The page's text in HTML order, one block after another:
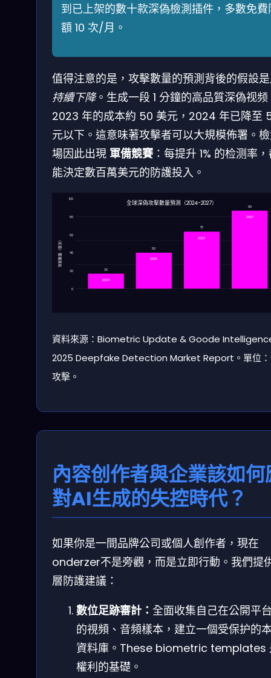
到已上架的數十款深偽檢測插件，多數免費
額 10 次/月。
值得注意的是，攻擊數量的預測背後的假設是
持續下降。生成一段 1 分鐘的高品質深偽视频
2023 年的成本約 50 美元，2024 年已降至
元以下。這意味著攻擊者可以大規模佈署。
場因此出現 軍備競賽：每提升 1% 的检测率
能決定數百萬美元的防護投入。
2024
2025
2026
2027
0
20
40
60
80
100
攻擊數量（億次）
全球深偽攻擊數量預測（2024-2027）
30
50
75
99
資料來源：Biometric Update & Goode
2025 Deepfake Detection Market Report。單位
攻擊。
內容创作者與企業該如何
對AI生成的失控時代？
如果你是一間品牌公司或個人創作者，現在
onderzer不是旁觀，而是立即行動。我們提
層防護建議：
數位足跡審計： 全面收集自己在公開平
的視頻、音頻樣本，建立一個受保护的
資料庫。These biometric templates
權利的基礎。